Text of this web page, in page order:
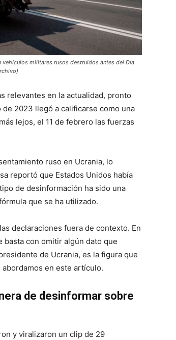
vehículos militares rusos destruidos antes del Día
relevantes en la actualidad, pronto
2023 llegó a calificarse como una
lejos, el 11 de febrero las fuerzas
ruso en Ucrania, lo
reportó que Estados Unidos había
de desinformación ha sido una
que se ha utilizado.
declaraciones fuera de contexto. En
basta con omitir algún dato que
de Ucrania, es la figura que
en este artículo.
de desinformar sobre
y viralizaron un clip de 29